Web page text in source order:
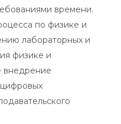
времени.
по физике и
лабораторных и
физике и
внедрение